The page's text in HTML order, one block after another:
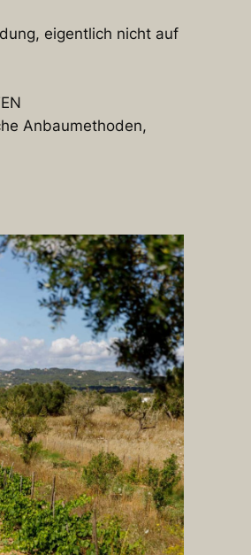
eigentlich nicht auf
Anbaumethoden,